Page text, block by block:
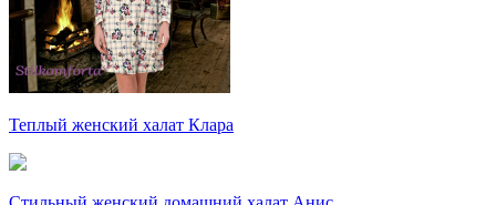
Теплый женский халат Клара